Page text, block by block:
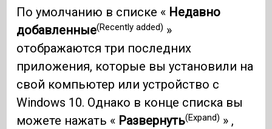
По умолчанию в списке « Недавно
добавленные(Recently added) »
отображаются три последних
приложения, которые вы установили на
свой компьютер или устройство с
Windows 10. Однако в конце списка вы
можете нажать « Развернуть(Expand) » ,